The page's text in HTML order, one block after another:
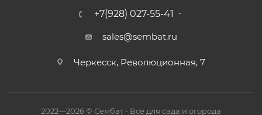
+7(928) 027-55-41
sales@sembat.ru
Черкесск, Революционная, 7
2022—2026 © Сембат - Все для сада и огорода